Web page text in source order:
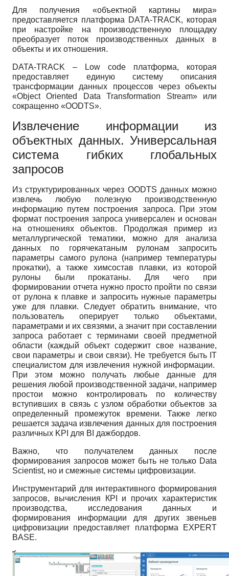
Для получения «объектной картины мира»
предоставляется платформа DATA-TRACK, которая
при настройке на производственную площадку
преобразует поток производственных данных в
объекты и их отношения.
DATA-TRACK – Low code платформа, которая
предоставляет единую систему описания
трансформации данных процессов через объекты
«Object Oriented Data Transformation Stream» или
сокращенно «OODTS».
Извлечение информации из
объектных данных. Универсальная
система гибких глобальных
запросов
Из структурированных через OODTS данных можно
извлечь любую полезную производственную
информацию путем построения запроса. При этом
формат построения запроса универсален и основан
на отношениях объектов. Продолжая пример из
металлургической тематики, можно для анализа
данных по горячекатаным рулонам запросить
параметры самого рулона (например температуры
прокатки), а также химсостав плавки, из которой
рулоны были прокатаны. Для чего при
формировании отчета нужно просто пройти по связи
от рулона к плавке и запросить нужные параметры
уже для плавки. Следует обратить внимание, что
пользователь оперирует только объектами,
параметрами и их связями, а значит при составлении
запроса работает с терминами своей предметной
области (каждый объект содержит свое название,
свои параметры и свои связи). Не требуется быть IT
специалистом для извлечения нужной информации.
При этом можно получать любые данные для
решения любой производственной задачи, например
простои можно контролировать по количеству
вступивших в связь с узлом обработки объектов за
определенный промежуток времени. Также легко
решается задача извлечения данных для построения
различных KPI для BI дажбордов.
Важно, что получателем данных после
формирования запросов может быть не только Data
Scientist, но и смежные системы цифровизации.
Инструментарий для интерактивного формирования
запросов, вычисления КPI и прочих характеристик
производства, исследования данных и
формирования информации для других звеньев
цифровизации предоставляет платформа EXPERT
BASE.